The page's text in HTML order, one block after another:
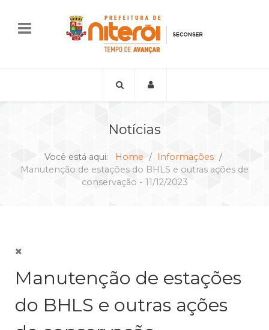
Notícias
Você está aqui: Home
Informações
Manutenção de estações do BHLS e outras ações de
conservação - 11/12/2023
Manutenção de estações
do BHLS e outras ações